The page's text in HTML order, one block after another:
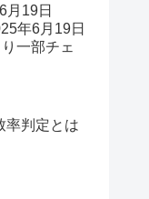
月19日
年6月19日
一部チェ
率判定とは